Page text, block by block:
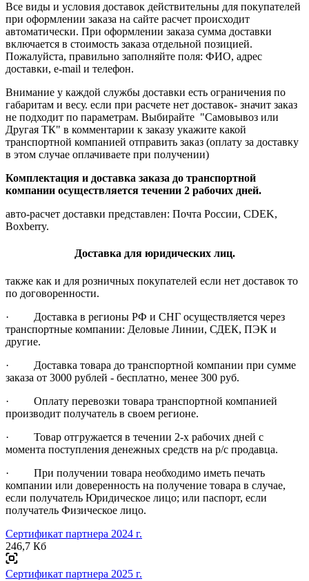
Все виды и условия доставок действительны для покупателей
при оформлении заказа на сайте расчет происходит
автоматически. При оформлении заказа сумма доставки
включается в стоимость заказа отдельной позицией.
Пожалуйста, правильно заполняйте поля: ФИО, адрес
доставки, e-mail и телефон.
Внимание у каждой службы доставки есть ограничения по
габаритам и весу. если при расчете нет доставок- значит заказ
не подходит по параметрам. Выбирайте "Самовывоз или
Другая ТК" в комментарии к заказу укажите какой
транспортной компанией отправить заказ (оплату за доставку
в этом случае оплачиваете при получении)
Комплектация и доставка заказа до транспортной
компании осуществляется течении 2 рабочих дней.
авто-расчет доставки представлен: Почта России, CDEK,
Boxberry.
Доставка для юридических лиц.
также как и для розничных покупателей если нет доставок то
по договоренности.
· Доставка в регионы РФ и СНГ осуществляется через
транспортные компании: Деловые Линии, СДЕК, ПЭК и
другие.
· Доставка товара до транспортной компании при сумме
заказа от 3000 рублей - бесплатно, менее 300 руб.
· Оплату перевозки товара транспортной компанией
производит получатель в своем регионе.
· Товар отгружается в течении 2-х рабочих дней с
момента поступления денежных средств на р/с продавца.
· При получении товара необходимо иметь печать
компании или доверенность на получение товара в случае,
если получатель Юридическое лицо; или паспорт, если
получатель Физическое лицо.
Сертификат партнера 2024 г.
246,7 Кб
Сертификат партнера 2025 г.